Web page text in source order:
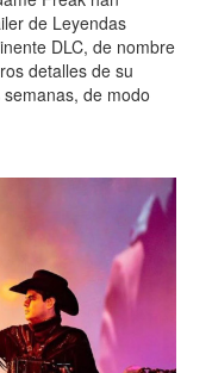
de Leyendas
DLC, de nombre
detalles de su
de modo